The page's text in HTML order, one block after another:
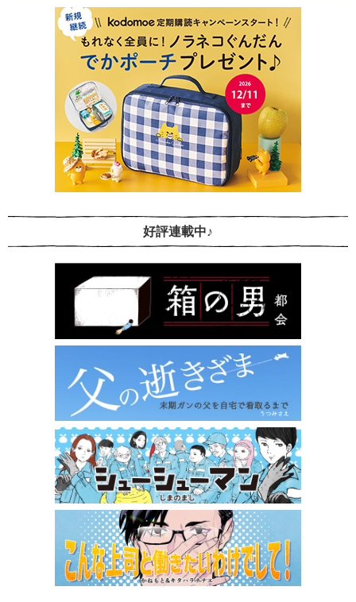
好評連載中♪